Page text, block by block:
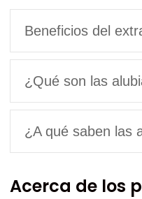
Beneficios del
¿Qué son las
¿A qué saben las
Acerca de los